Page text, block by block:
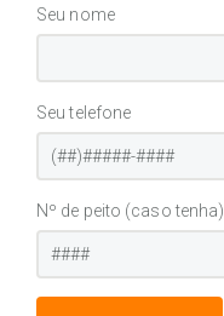
Seu nome
Seu telefone
Nº de peito (caso tenha)